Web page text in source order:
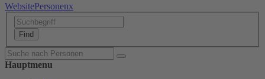
WebsitePersonenx
Hauptmenu